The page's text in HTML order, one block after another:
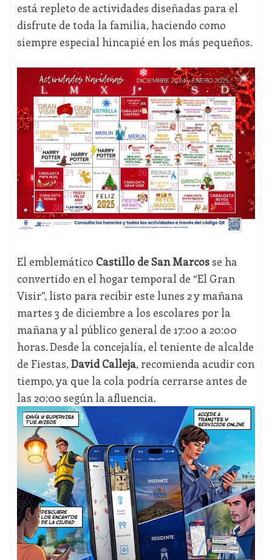
está repleto de actividades diseñadas para el
disfrute de toda la familia, haciendo como
siempre especial hincapié en los más pequeños.
El emblemático Castillo de San Marcosse ha
convertido en el hogar temporal de “El Gran
Visir”, listo para recibir este lunes 2 y mañana
martes 3 de diciembre a los escolares por la
mañana y al público general de 17:00 a 20:00
horas. Desde la concejalía, el teniente de alcalde
de Fiestas, David Calleja, recomienda acudir con
tiempo, ya que la cola podría cerrarse antes de
las 20:00 según la afluencia.